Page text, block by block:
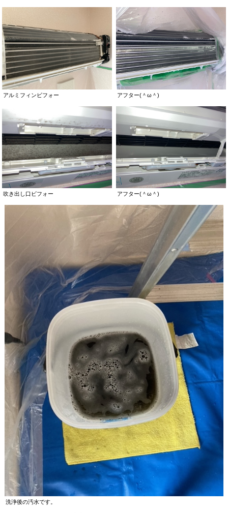
アルミフィンビフォー アフター(＾ω＾)
吹き出し口ビフォー アフター(＾ω＾)
洗浄後の汚水です。